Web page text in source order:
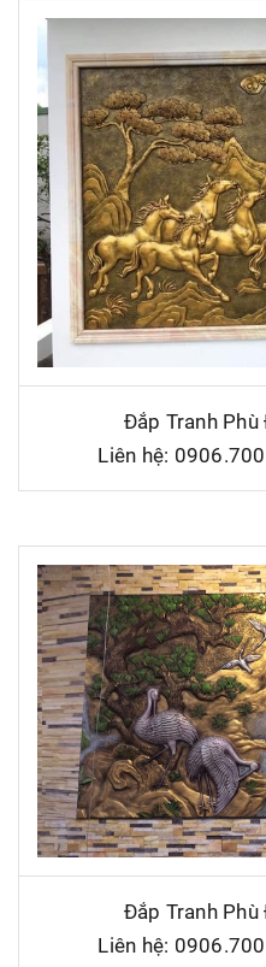
Đắp Tranh Phù
Liên hệ:
Đắp Tranh Phù
Liên hệ: